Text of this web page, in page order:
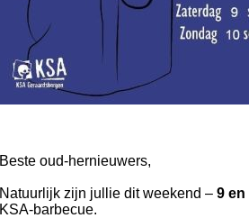
Beste oud-hernieuwers,
Natuurlijk zijn jullie dit weekend – 9 en
KSA-barbecue.